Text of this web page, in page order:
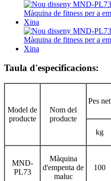
Taula d'especificacions:
Model de
producte
Nom del
producte
Pes net
kg
MND-
PL73
Màquina
d'empenta de
maluc
100